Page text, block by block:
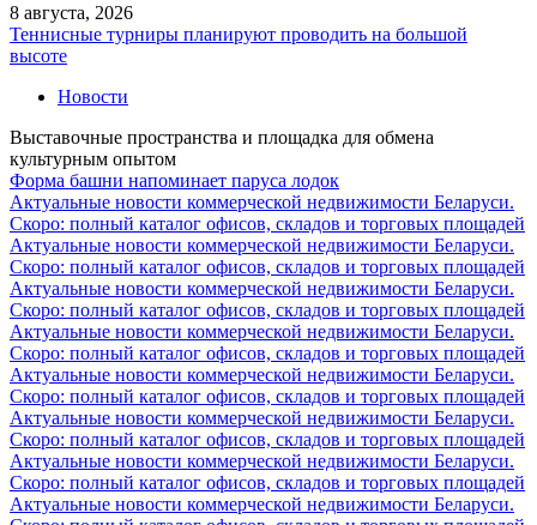
8 августа, 2026
Теннисные турниры планируют проводить на большой
высоте
Новости
Выставочные пространства и площадка для обмена
культурным опытом
Форма башни напоминает паруса лодок
Актуальные новости коммерческой недвижимости Беларуси.
Скоро: полный каталог офисов, складов и торговых площадей
Актуальные новости коммерческой недвижимости Беларуси.
Скоро: полный каталог офисов, складов и торговых площадей
Актуальные новости коммерческой недвижимости Беларуси.
Скоро: полный каталог офисов, складов и торговых площадей
Актуальные новости коммерческой недвижимости Беларуси.
Скоро: полный каталог офисов, складов и торговых площадей
Актуальные новости коммерческой недвижимости Беларуси.
Скоро: полный каталог офисов, складов и торговых площадей
Актуальные новости коммерческой недвижимости Беларуси.
Скоро: полный каталог офисов, складов и торговых площадей
Актуальные новости коммерческой недвижимости Беларуси.
Скоро: полный каталог офисов, складов и торговых площадей
Актуальные новости коммерческой недвижимости Беларуси.